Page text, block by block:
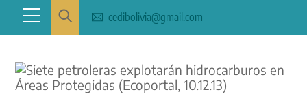
content
Menu cedibolivia@gmail.com